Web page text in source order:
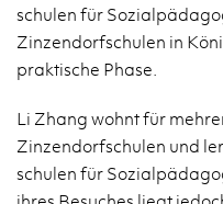
schulen für
Zinzen­dorf­schulen in
prak­tis­che Phase.
Li Zhang wohnt für
Zinzen­dorf­schulen und
schulen für